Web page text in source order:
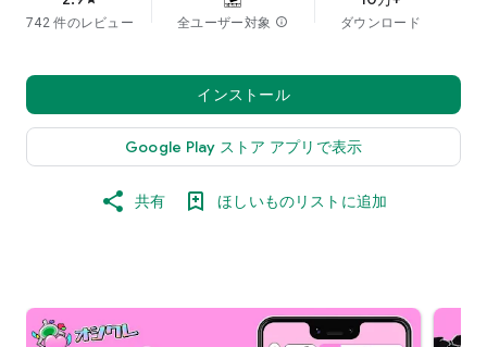
742 件のレビュー 全ユーザー対象 info ダウンロード
インストール
Google Play ストア アプリで表示
共有 ほしいものリストに追加